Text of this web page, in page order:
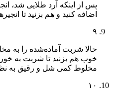
پس از اینکه آرد طلایی شد، انجیرهای
اضافه کنید و هم بزنید تا انجیرها
حالا شربت آماده‌شده را به مخلوط
خوب هم بزنید تا شربت به خورد آرد
مخلوط کمی شل و رقیق به نظر